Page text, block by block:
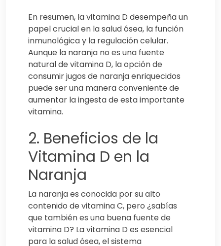
En resumen, la vitamina D desempeña un
papel crucial en la salud ósea, la función
inmunológica y la regulación celular.
Aunque la naranja no es una fuente
natural de vitamina D, la opción de
consumir jugos de naranja enriquecidos
puede ser una manera conveniente de
aumentar la ingesta de esta importante
vitamina.
2. Beneficios de la
Vitamina D en la
Naranja
La naranja es conocida por su alto
contenido de vitamina C, pero ¿sabías
que también es una buena fuente de
vitamina D? La vitamina D es esencial
para la salud ósea, el sistema